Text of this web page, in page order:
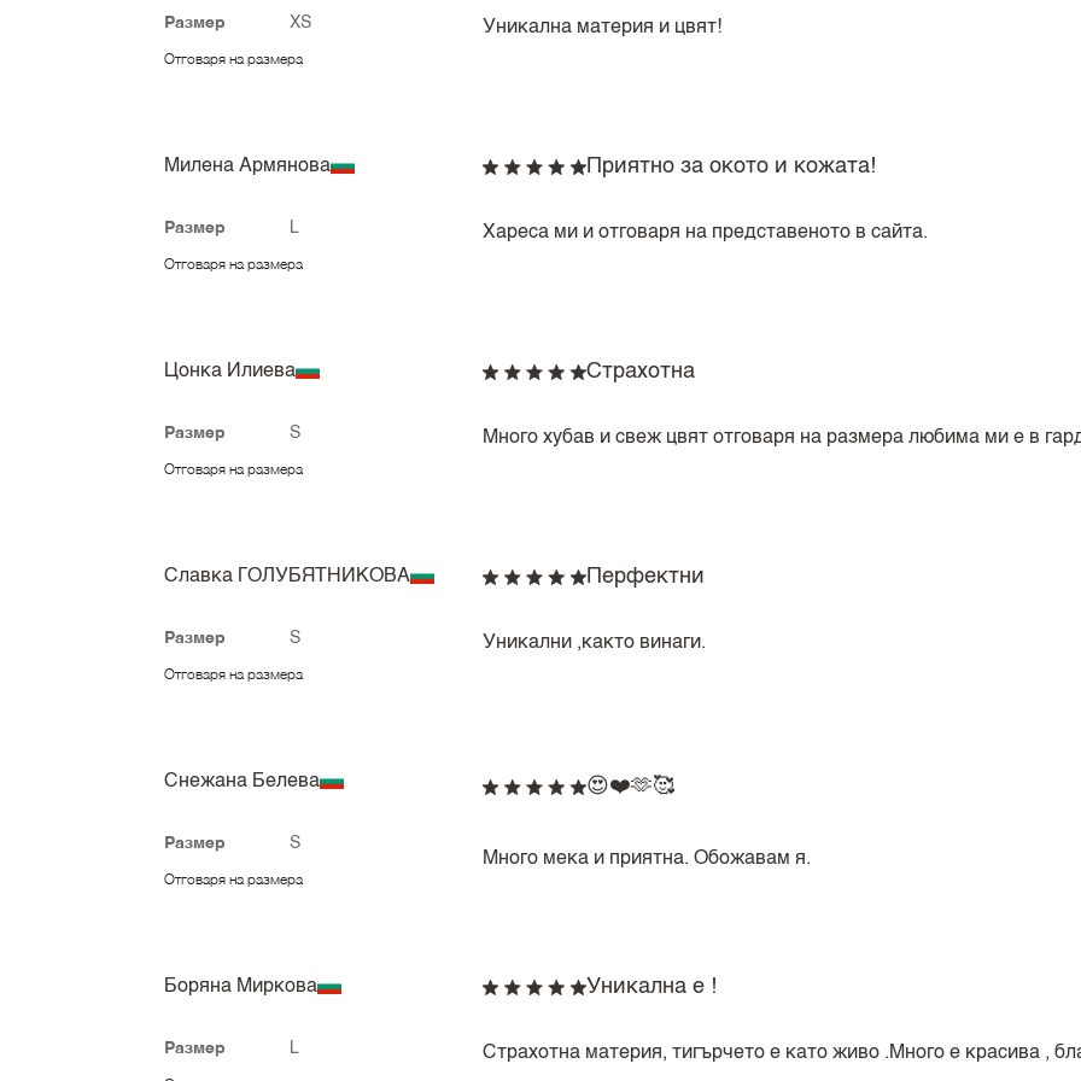
Размер XS
Отговаря на размера
Уникална материя и цвят!
Милена Армянова
Размер L
Отговаря на размера
Приятно за окото и кожата!
Хареса ми и отговаря на представеното в сайта.
Цонка Илиева
Размер S
Отговаря на размера
Страхотна
Много хубав и свеж цвят отговаря на размера любима ми е в
Славка ГОЛУБЯТНИКОВА
Размер S
Отговаря на размера
Перфектни
Уникални ,както винаги.
Снежана Белева
Размер S
Отговаря на размера
😍❤️🫶🥰
Много мека и приятна. Обожавам я.
Боряна Миркова
Размер L
Уникална е !
Страхотна материя, тигърчето е като живо .Много е красива ,